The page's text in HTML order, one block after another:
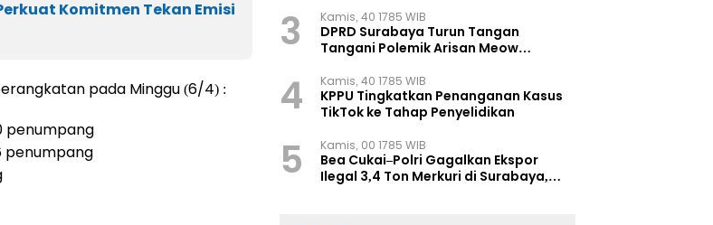
Komitmen Tekan Emisi
pada Minggu (6/4) :
penumpang
penumpang
3 Kamis, 40 1785 WIB
DPRD Surabaya Turun Tangan
Tangani Polemik Arisan Meow
4 Kamis, 40 1785 WIB
KPPU Tingkatkan Penanganan Kasus
TikTok ke Tahap Penyelidikan
5 Kamis, 00 1785 WIB
Bea Cukai–Polri Gagalkan Ekspor
Ilegal 3,4 Ton Merkuri di Surabaya,